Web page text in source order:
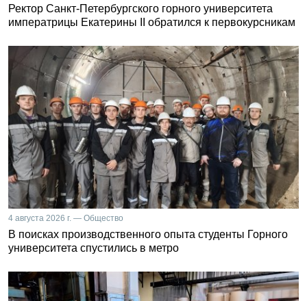
Ректор Санкт-Петербургского горного университета
императрицы Екатерины II обратился к первокурсникам
4 августа 2026 г. — Общество
В поисках производственного опыта студенты Горного
университета спустились в метро